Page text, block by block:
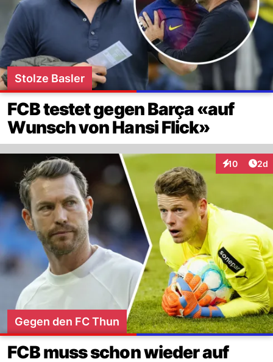
Stolze Basler
FCB testet gegen Barça «auf
Wunsch von Hansi Flick»
10
Interaktionen
2d
Gegen den FC Thun
FCB muss schon wieder auf